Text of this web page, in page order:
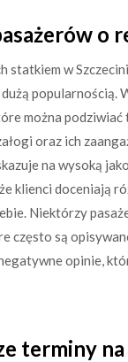
o
statkiem w
dużą
można
oraz ich
na wysoką
klienci doceniają
Niektórzy
często są
opinie,
terminy